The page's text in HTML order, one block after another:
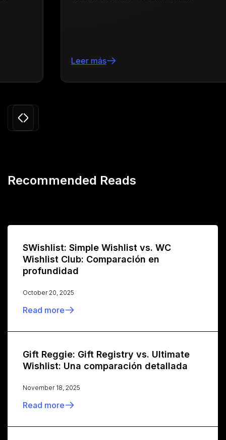
Recommended Reads
SWishlist: Simple Wishlist vs. WC
Wishlist Club: Comparación en
profundidad
October 20, 2025
Read more
Gift Reggie: Gift Registry vs. Ultimate
Wishlist: Una comparación detallada
November 18, 2025
Read more